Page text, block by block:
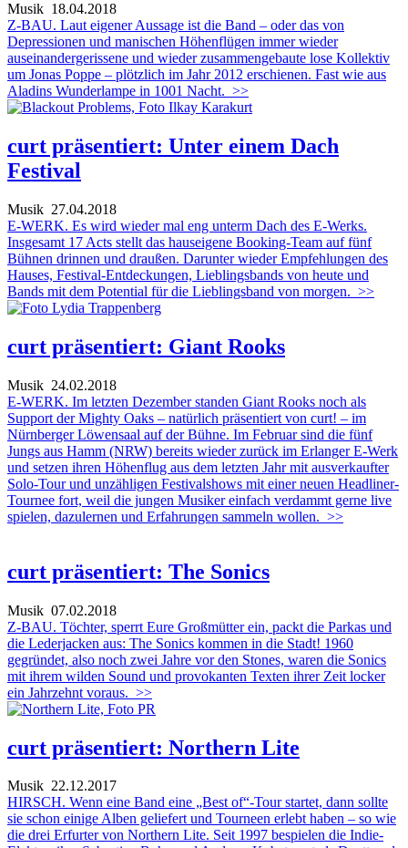
Musik 18.04.2018
Z-BAU. Laut eigener Aussage ist die Band – oder das von
Depressionen und manischen Höhenflügen immer wieder
auseinandergerissene und wieder zusammengebaute lose Kollektiv
um Jonas Poppe – plötzlich im Jahr 2012 erschienen. Fast wie aus
Aladins Wunderlampe in 1001 Nacht. >>
curt präsentiert: Unter einem Dach
Festival
Musik 27.04.2018
E-WERK. Es wird wieder mal eng unterm Dach des E-Werks.
Insgesamt 17 Acts stellt das hauseigene Booking-Team auf fünf
Bühnen drinnen und draußen. Darunter wieder Empfehlungen des
Hauses, Festival-Entdeckungen, Lieblingsbands von heute und
Bands mit dem Potential für die Lieblingsband von morgen. >>
curt präsentiert: Giant Rooks
Musik 24.02.2018
E-WERK. Im letzten Dezember standen Giant Rooks noch als
Support der Mighty Oaks – natürlich präsentiert von curt! – im
Nürnberger Löwensaal auf der Bühne. Im Februar sind die fünf
Jungs aus Hamm (NRW) bereits wieder zurück im Erlanger E-Werk
und setzen ihren Höhenflug aus dem letzten Jahr mit ausverkaufter
Solo-Tour und unzähligen Festivalshows mit einer neuen Headliner-
Tournee fort, weil die jungen Musiker einfach verdammt gerne live
spielen, dazulernen und Erfahrungen sammeln wollen. >>
curt präsentiert: The Sonics
Musik 07.02.2018
Z-BAU. Töchter, sperrt Eure Großmütter ein, packt die Parkas und
die Lederjacken aus: The Sonics kommen in die Stadt! 1960
gegründet, also noch zwei Jahre vor den Stones, waren die Sonics
mit ihrem wilden Sound und provokanten Texten ihrer Zeit locker
ein Jahrzehnt voraus. >>
curt präsentiert: Northern Lite
Musik 22.12.2017
HIRSCH. Wenn eine Band eine „Best of“-Tour startet, dann sollte
sie schon einige Alben geliefert und Tourneen erlebt haben – so wie
die drei Erfurter von Northern Lite. Seit 1997 bespielen die Indie-